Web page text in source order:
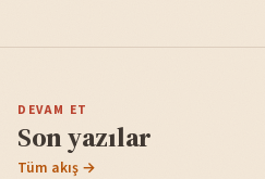
DEVAM ET
Son yazılar
Tüm akış →